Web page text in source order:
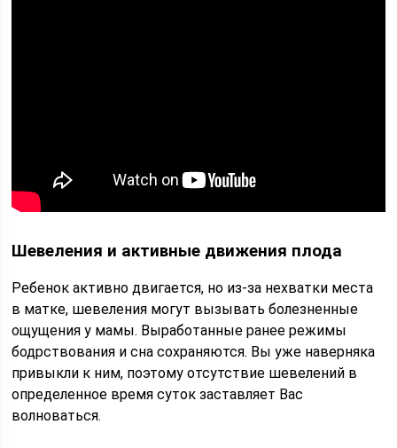
Шевеления и активные движения плода
Ребенок активно двигается, но из-за нехватки места
в матке, шевеления могут вызывать болезненные
ощущения у мамы. Выработанные ранее режимы
бодрствования и сна сохраняются. Вы уже наверняка
привыкли к ним, поэтому отсутствие шевелений в
определенное время суток заставляет Вас
волноваться.